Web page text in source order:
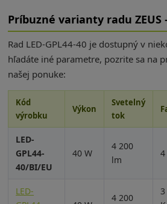
Príbuzné varianty radu ZEUS
Rad LED-GPL44-40 je dostupný v
hľadáte iné parametre, pozrite sa na
našej ponuke:
Kód
výrobku
Výkon
Svetelný
tok
LED-
GPL44-
40/BI/EU
40 W
4 200
lm
LED-
4 200